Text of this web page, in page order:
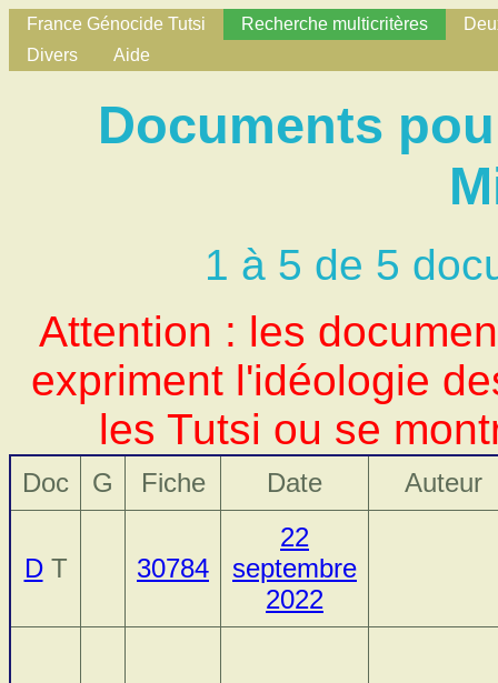
France Génocide Tutsi Recherche multicritères
Divers
Aide
Documents
1 à 5 de 5
Attention : les
expriment l'idéologie
les Tutsi ou se
Doc G Fiche Date Auteur
DT 30784
22
septembre
2022